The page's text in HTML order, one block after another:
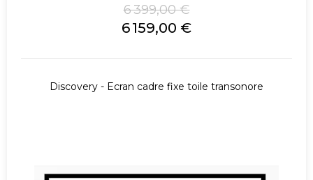
6 399,00 €
6 159,00 €
Discovery - Ecran cadre fixe toile transonore